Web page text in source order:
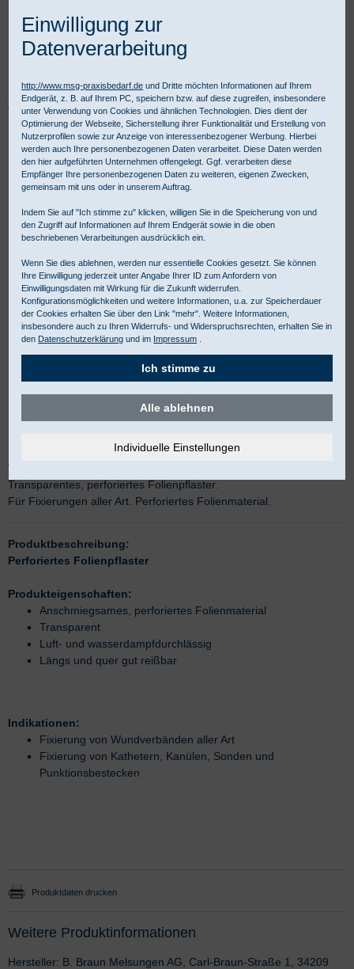
Praxisbedarf Shop Verbandmittel Pflaster und Tape
Fixierpflaster
Rollenpflaster
Askina Film
Askina Film
Transparentes, perforiertes Folienpflaster.
Für Fixierungen aller Art. Perforiertes Folienmaterial.
Produktbeschreibung:
Perforiertes Folienpflaster
Produkteigenschaften:
Anschmiegsames, perforiertes Folienmaterial
Transparent
Luft- und wasserdampfdurchlässig
Längs und quer gut reißbar
Indikationen:
Fixierung von Wundverbänden aller Art
Fixierung von Kathetern, Kanülen, Sonden und
Punktionsbestecken
Produktdaten drucken
Weitere Produktinformationen
Hersteller: B. Braun Melsungen AG, Carl-Braun-Straße 1, 34209
Einwilligung zur
Datenverarbeitung
http://www.msg-praxisbedarf.de und Dritte möchten Informationen auf Ihrem
Endgerät, z. B. auf Ihrem PC, speichern bzw. auf diese zugreifen, insbesondere
unter Verwendung von Cookies und ähnlichen Technologien. Dies dient der
Optimierung der Webseite, Sicherstellung ihrer Funktionalität und Erstellung von
Nutzerprofilen sowie zur Anzeige von interessenbezogener Werbung. Hierbei
werden auch Ihre personenbezogenen Daten verarbeitet. Diese Daten werden
den hier aufgeführten Unternehmen offengelegt. Ggf. verarbeiten diese
Empfänger Ihre personenbezogenen Daten zu weiteren, eigenen Zwecken,
gemeinsam mit uns oder in unserem Auftrag.
Indem Sie auf "Ich stimme zu" klicken, willigen Sie in die Speicherung von und
den Zugriff auf Informationen auf Ihrem Endgerät sowie in die oben
beschriebenen Verarbeitungen ausdrücklich ein.
Wenn Sie dies ablehnen, werden nur essentielle Cookies gesetzt. Sie können
Ihre Einwilligung jederzeit unter Angabe Ihrer ID zum Anfordern von
Einwilligungsdaten mit Wirkung für die Zukunft widerrufen.
Konfigurationsmöglichkeiten und weitere Informationen, u.a. zur Speicherdauer
der Cookies erhalten Sie über den Link "mehr". Weitere Informationen,
insbesondere auch zu Ihren Widerrufs- und Widerspruchsrechten, erhalten Sie in
den Datenschutzerklärung und im Impressum
Ich stimme zu
Alle ablehnen